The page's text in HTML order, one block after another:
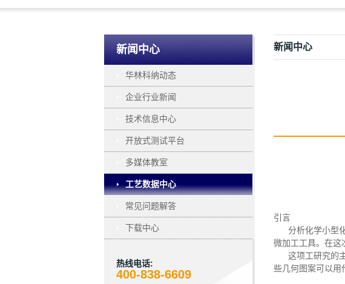
新闻中心
华林科纳动态
企业行业新闻
技术信息中心
开放式测试平台
多媒体教室
工艺数据中心
常见问题解答
下载中心
热线电话:
400-838-6609
新闻中心
引言
分析化学小型化
微加工工具。在这
这项工研究的主
些几何图案可以用